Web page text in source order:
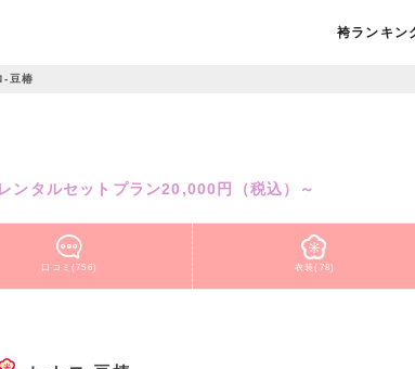
袴ランキン
-豆椿
ンタルセットプラン20,000円（税込）～
口コミ(756) 衣装(78)